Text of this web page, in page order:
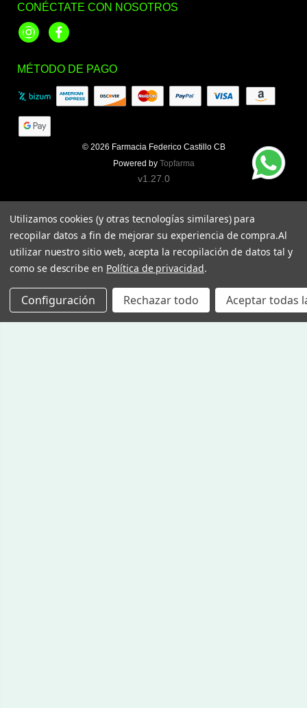
CONÉCTATE CON NOSOTROS
InstagramFacebook
MÉTODO DE PAGO
© 2026 Farmacia Federico Castillo CB
Powered by Topfarma
v1.27.0
Utilizamos cookies (y otras tecnologías similares) para
recopilar datos a fin de mejorar su experiencia de compra.Al
utilizar nuestro sitio web, acepta la recopilación de datos tal y
como se describe en Política de privacidad.
Configuración Rechazar todo Aceptar todas